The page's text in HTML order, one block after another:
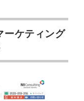
ケティング